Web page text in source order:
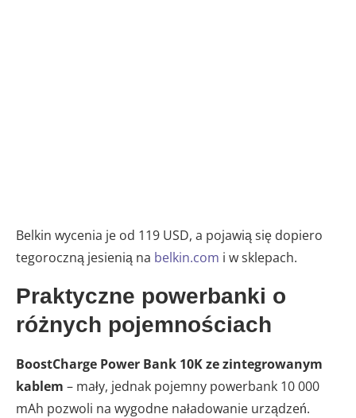
Belkin wycenia je od 119 USD, a pojawią się dopiero
tegoroczną jesienią na belkin.com i w sklepach.
Praktyczne powerbanki o
różnych pojemnościach
BoostCharge Power Bank 10K ze zintegrowanym
kablem – mały, jednak pojemny powerbank 10 000
mAh pozwoli na wygodne naładowanie urządzeń.